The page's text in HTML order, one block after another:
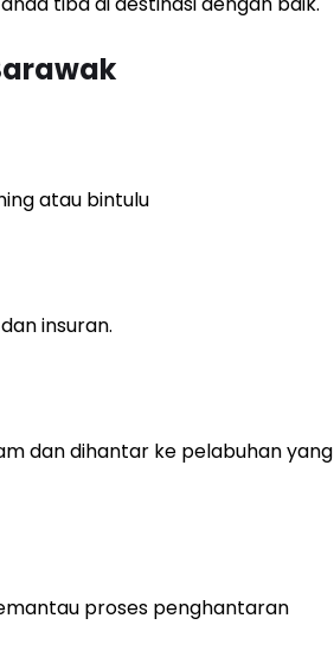
atau bintulu
insuran.
dan dihantar ke pelabuhan yang
proses penghantaran